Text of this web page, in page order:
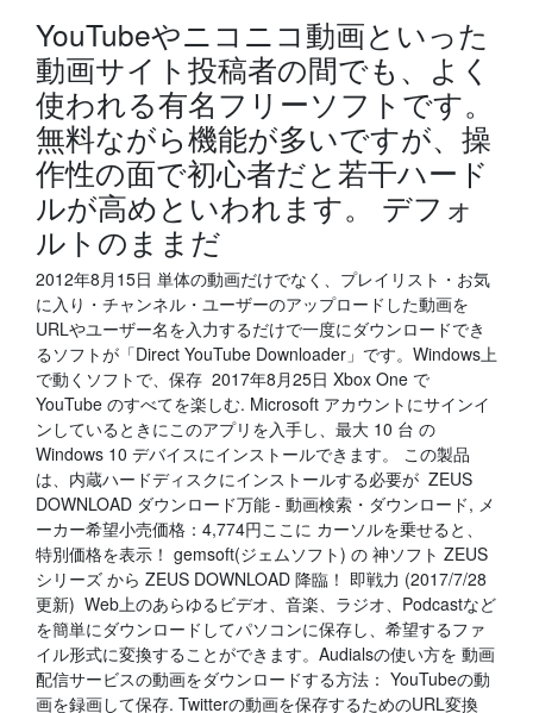
YouTubeやニコニコ動画といった
動画サイト投稿者の間でも、よく
使われる有名フリーソフトです。
無料ながら機能が多いですが、操
作性の面で初心者だと若干ハード
ルが高めといわれます。 デフォ
ルトのままだ
2012年8月15日 単体の動画だけでなく、プレイリスト・お気
に入り・チャンネル・ユーザーのアップロードした動画を
URLやユーザー名を入力するだけで一度にダウンロードでき
るソフトが「Direct YouTube Downloader」です。Windows上
で動くソフトで、保存 2017年8月25日 Xbox One で
YouTube のすべてを楽しむ. Microsoft アカウントにサインイ
ンしているときにこのアプリを入手し、最大 10 台 の
Windows 10 デバイスにインストールできます。 この製品
は、内蔵ハードディスクにインストールする必要が ZEUS
DOWNLOAD ダウンロード万能 - 動画検索・ダウンロード, メ
ーカー希望小売価格：4,774円ここに カーソルを乗せると、
特別価格を表示！ gemsoft(ジェムソフト) の 神ソフト ZEUS
シリーズ から ZEUS DOWNLOAD 降臨！ 即戦力 (2017/7/28
更新) Web上のあらゆるビデオ、音楽、ラジオ、Podcastなど
を簡単にダウンロードしてパソコンに保存し、希望するファ
イル形式に変換することができます。Audialsの使い方を 動画
配信サービスの動画をダウンロードする方法： YouTubeの動
画を録画して保存. Twitterの動画を保存するためのURL変換